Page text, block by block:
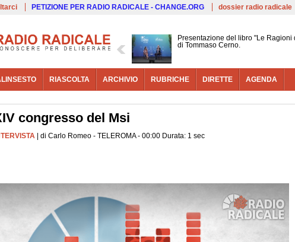
Salta al
PETIZIONE PER RADIO RADICALE - CHANGE.ORG dossier radio radicale
Presentazione del libro "Le Ragioni
di Tommaso Cerno.
RIASCOLTA ARCHIVIO RUBRICHE DIRETTE AGENDA
congresso del Msi
| di Carlo Romeo - TELEROMA - 00:00 Durata: 1 sec